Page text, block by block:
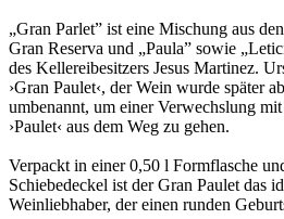
„Gran Parlet” ist eine Mischung aus
Gran Reserva und „Paula” sowie
des Kellereibesitzers Jesus Martinez.
›Gran Paulet‹, der Wein wurde später
umbenannt, um einer Verwechslung
›Paulet‹ aus dem Weg zu gehen.
Verpackt in einer 0,50 l Formflasche
Schiebedeckel ist der Gran Paulet das
Weinliebhaber, der einen runden